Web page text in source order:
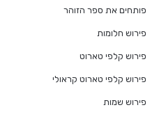
פותחים את ספר הזוהר
פירוש חלומות
פירוש קלפי טארוט
פירוש קלפי טארוט קראולי
פירוש שמות